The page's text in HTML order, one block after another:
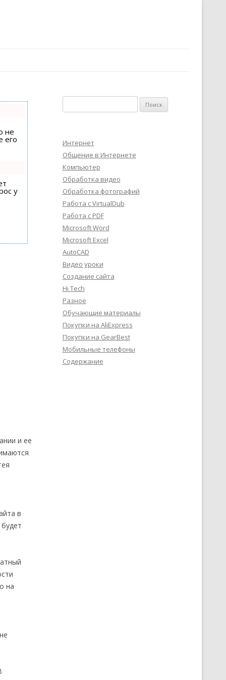
не
его
у
и ее
в
на
Интернет
Общение в Интернете
Компьютер
Обработка видео
Обработка фотографий
Работа с VirtualDub
Работа с PDF
Microsoft Word
Microsoft Excel
AutoCAD
Видео уроки
Создание сайта
Hi Tech
Разное
Обучающие материалы
Покупки на AliExpress
Покупки на GearBest
Мобильные телефоны
Содержание